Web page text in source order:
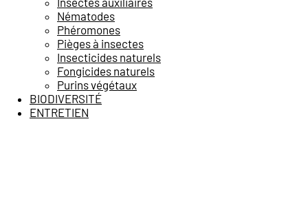
Nématodes
Phéromones
Pièges à insectes
Insecticides naturels
Fongicides naturels
Purins végétaux
BIODIVERSITÉ
ENTRETIEN